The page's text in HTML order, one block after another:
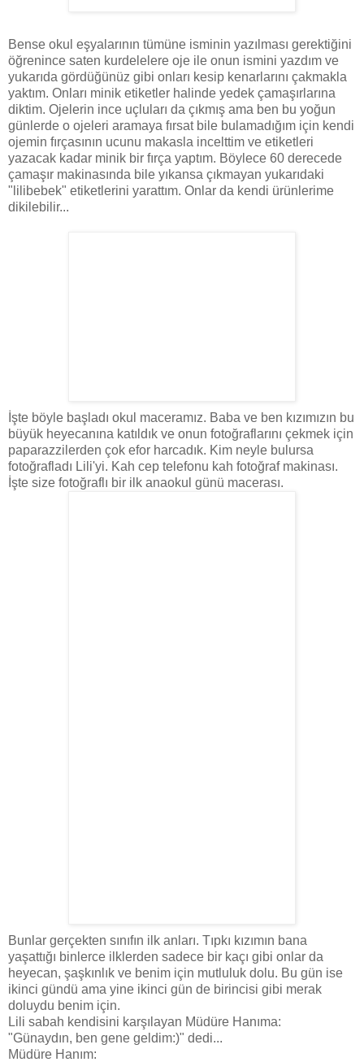
Bense okul eşyalarının tümüne isminin yazılması gerektiğini
öğrenince saten kurdelelere oje ile onun ismini yazdım ve
yukarıda gördüğünüz gibi onları kesip kenarlarını çakmakla
yaktım. Onları minik etiketler halinde yedek çamaşırlarına
diktim. Ojelerin ince uçluları da çıkmış ama ben bu yoğun
günlerde o ojeleri aramaya fırsat bile bulamadığım için kendi
ojemin fırçasının ucunu makasla incelttim ve etiketleri
yazacak kadar minik bir fırça yaptım. Böylece 60 derecede
çamaşır makinasında bile yıkansa çıkmayan yukarıdaki
"lilibebek" etiketlerini yarattım. Onlar da kendi ürünlerime
dikilebilir...
İşte böyle başladı okul maceramız. Baba ve ben kızımızın bu
büyük heyecanına katıldık ve onun fotoğraflarını çekmek için
paparazzilerden çok efor harcadık. Kim neyle bulursa
fotoğrafladı Lili'yi. Kah cep telefonu kah fotoğraf makinası.
İşte size fotoğraflı bir ilk anaokul günü macerası.
Bunlar gerçekten sınıfın ilk anları. Tıpkı kızımın bana
yaşattığı binlerce ilklerden sadece bir kaçı gibi onlar da
heyecan, şaşkınlık ve benim için mutluluk dolu. Bu gün ise
ikinci gündü ama yine ikinci gün de birincisi gibi merak
doluydu benim için.
Lili sabah kendisini karşılayan Müdüre Hanıma:
"Günaydın, ben gene geldim:)" dedi...
Müdüre Hanım: